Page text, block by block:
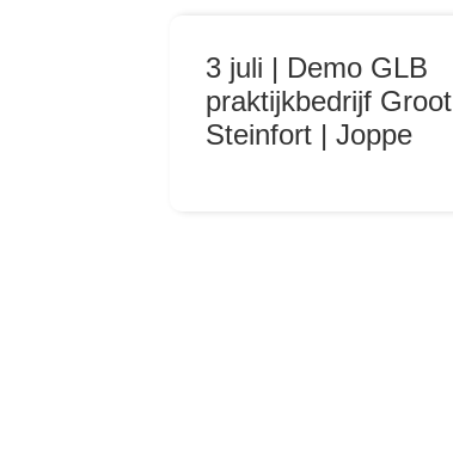
3 juli | Demo GLB
praktijkbedrijf Groot
Steinfort | Joppe